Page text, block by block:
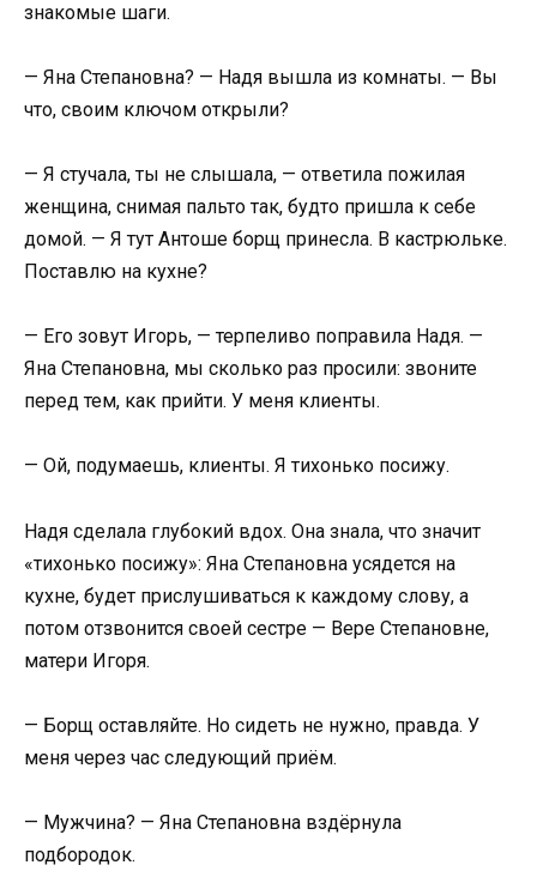
знакомые шаги.
— Яна Степановна? — Надя вышла из комнаты. — Вы
что, своим ключом открыли?
— Я стучала, ты не слышала, — ответила пожилая
женщина, снимая пальто так, будто пришла к себе
домой. — Я тут Антоше борщ принесла. В кастрюльке.
Поставлю на кухне?
— Его зовут Игорь, — терпеливо поправила Надя. —
Яна Степановна, мы сколько раз просили: звоните
перед тем, как прийти. У меня клиенты.
— Ой, подумаешь, клиенты. Я тихонько посижу.
Надя сделала глубокий вдох. Она знала, что значит
«тихонько посижу»: Яна Степановна усядется на
кухне, будет прислушиваться к каждому слову, а
потом отзвонится своей сестре — Вере Степановне,
матери Игоря.
— Борщ оставляйте. Но сидеть не нужно, правда. У
меня через час следующий приём.
— Мужчина? — Яна Степановна вздёрнула
подбородок.